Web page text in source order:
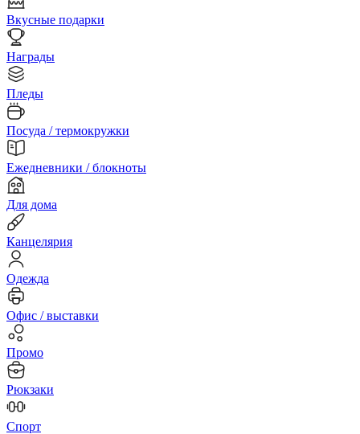
Вкусные подарки
Награды
Пледы
Посуда / термокружки
Ежедневники / блокноты
Для дома
Канцелярия
Одежда
Офис / выставки
Промо
Рюкзаки
Спорт